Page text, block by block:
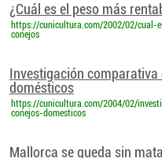
¿Cuál es el peso más
https://cunicultura.com/2002/02/cual-
conejos
Investigación
domésticos
https://cunicultura.com/2004/02/
conejos-domesticos
Mallorca se queda sin